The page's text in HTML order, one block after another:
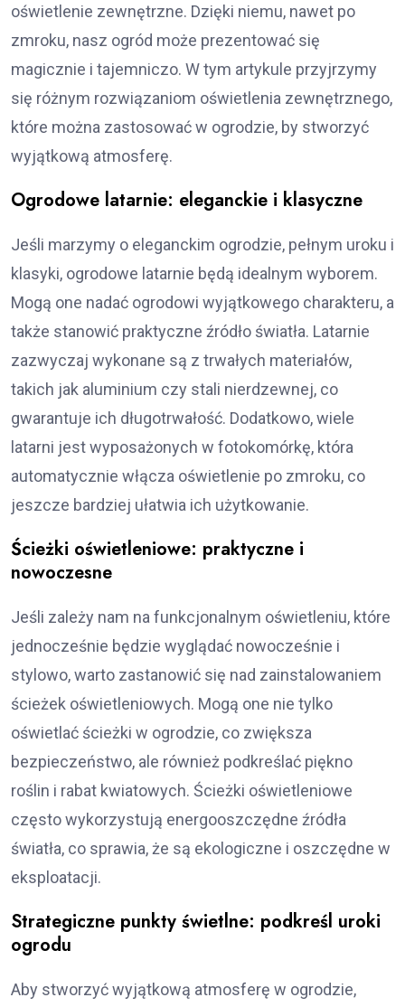
oświetlenie zewnętrzne. Dzięki niemu, nawet po
zmroku, nasz ogród może prezentować się
magicznie i tajemniczo. W tym artykule przyjrzymy
się różnym rozwiązaniom oświetlenia zewnętrznego,
które można zastosować w ogrodzie, by stworzyć
wyjątkową atmosferę.
Ogrodowe latarnie: eleganckie i klasyczne
Jeśli marzymy o eleganckim ogrodzie, pełnym uroku i
klasyki, ogrodowe latarnie będą idealnym wyborem.
Mogą one nadać ogrodowi wyjątkowego charakteru, a
także stanowić praktyczne źródło światła. Latarnie
zazwyczaj wykonane są z trwałych materiałów,
takich jak aluminium czy stali nierdzewnej, co
gwarantuje ich długotrwałość. Dodatkowo, wiele
latarni jest wyposażonych w fotokomórkę, która
automatycznie włącza oświetlenie po zmroku, co
jeszcze bardziej ułatwia ich użytkowanie.
Ścieżki oświetleniowe: praktyczne i
nowoczesne
Jeśli zależy nam na funkcjonalnym oświetleniu, które
jednocześnie będzie wyglądać nowocześnie i
stylowo, warto zastanowić się nad zainstalowaniem
ścieżek oświetleniowych. Mogą one nie tylko
oświetlać ścieżki w ogrodzie, co zwiększa
bezpieczeństwo, ale również podkreślać piękno
roślin i rabat kwiatowych. Ścieżki oświetleniowe
często wykorzystują energooszczędne źródła
światła, co sprawia, że są ekologiczne i oszczędne w
eksploatacji.
Strategiczne punkty świetlne: podkreśl uroki
ogrodu
Aby stworzyć wyjątkową atmosferę w ogrodzie,